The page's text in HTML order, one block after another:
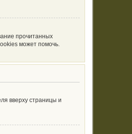
прочитанных
может помочь.
вверху страницы и